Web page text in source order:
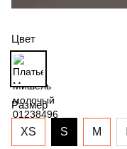
Цвет
Размер
XS S M